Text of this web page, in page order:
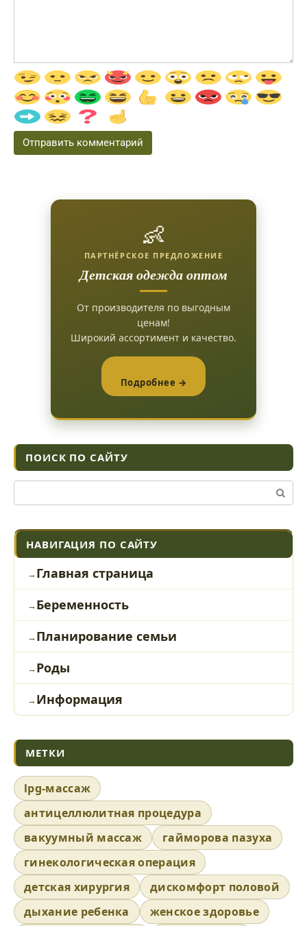
👶
ПАРТНЁРСКОЕ ПРЕДЛОЖЕНИЕ
Детская одежда оптом
От производителя по выгодным
ценам!
Широкий ассортимент и качество.
Подробнее →
ПОИСК ПО САЙТУ
НАВИГАЦИЯ ПО САЙТУ
Главная страница
Беременность
Планирование семьи
Роды
Информация
МЕТКИ
lpg-массаж
антицеллюлитная процедура
вакуумный массаж
гайморова пазуха
гинекологическая операция
детская хирургия
дискомфорт половой
дыхание ребенка
женское здоровье